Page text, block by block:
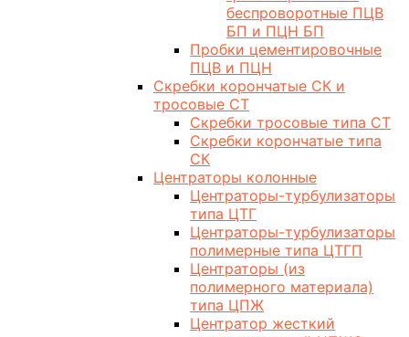
беспроворотные ПЦВ
БП и ПЦН БП
Пробки цементировочные
ПЦВ и ПЦН
Скребки корончатые СК и
тросовые СТ
Скребки тросовые типа СТ
Скребки корончатые типа
СК
Центраторы колонные
Центраторы-турбулизаторы
типа ЦТГ
Центраторы-турбулизаторы
полимерные типа ЦТГП
Центраторы (из
полимерного материала)
типа ЦПЖ
Центратор жесткий